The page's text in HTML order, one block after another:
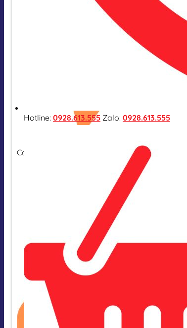
Hotline: 0928.613.555 Zalo: 0928.613.555
Cam kết hàng nhập khẩu chính hãng